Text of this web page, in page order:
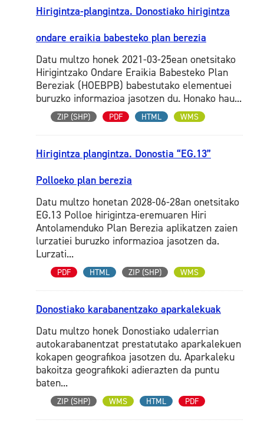
Hirigintza-plangintza. Donostiako hirigintza
ondare eraikia babesteko plan berezia
Datu multzo honek 2021-03-25ean onetsitako
Hirigintzako Ondare Eraikia Babesteko Plan
Bereziak (HOEBPB) babestutako elementuei
buruzko informazioa jasotzen du. Honako hau...
ZIP (SHP) PDF HTML WMS
Hirigintza plangintza. Donostia “EG.13”
Polloeko plan berezia
Datu multzo honetan 2028-06-28an onetsitako
EG.13 Polloe hirigintza-eremuaren Hiri
Antolamenduko Plan Berezia aplikatzen zaien
lurzatiei buruzko informazioa jasotzen da.
Lurzati...
PDF HTML ZIP (SHP) WMS
Donostiako karabanentzako aparkalekuak
Datu multzo honek Donostiako udalerrian
autokarabanentzat prestatutako aparkalekuen
kokapen geografikoa jasotzen du. Aparkaleku
bakoitza geografikoki adierazten da puntu
baten...
ZIP (SHP) WMS HTML PDF